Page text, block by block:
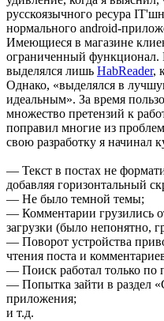
русскоязычного ресура
нормального android-
Имеющиеся в магазине
ограниченный
выделялся лишь HabReader,
Однако, «выделялся в
идеальным». За время
множество претензий к
поправил многие из
свою разработку я начинал
— Текст в постах не
добавляя горизонтальный
— Не было темной темы;
— Комментарии грузились
загрузки (было непонятно,
— Поворот устройства
чтения поста и
— Поиск работал только по
— Попытка зайти в раздел
приложения;
и т.д.